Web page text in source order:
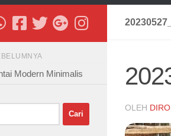
OLEH
Modern Minimalis